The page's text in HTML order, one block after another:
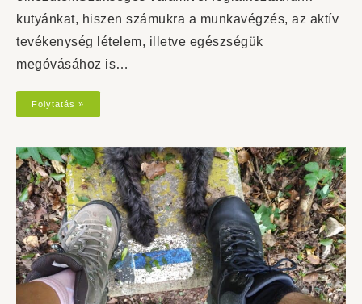
kutyánkat, hiszen számukra a munkavégzés, az aktív
tevékenység lételem, illetve egészségük
megóvásához is…
Folytatás »